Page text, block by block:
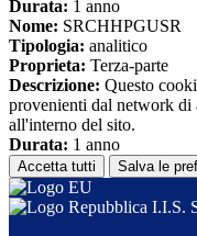
Durata: 1 anno
Nome: SRCHHPGUSR
Tipologia: analitico
Proprieta: Terza-parte
Descrizione: Questo
provenienti dal network
all'interno del sito.
Durata: 1 anno
Accetta tutti Salva le
I.I.S.